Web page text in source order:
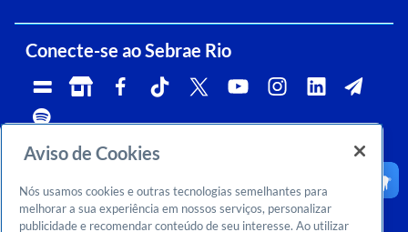
Conecte-se ao Sebrae Rio
Telefone:
0800 570 0800
Whatsapp e Telegram:
(21)96576-7825
Ouvidoria:
CNPJ:
29.737.103/0001-10
Email:
falesebraerio@rj.sebrae.com.br
Aviso de Cookies
Nós usamos cookies e outras tecnologias semelhantes para
melhorar a sua experiência em nossos serviços, personalizar
publicidade e recomendar conteúdo de seu interesse. Ao utilizar